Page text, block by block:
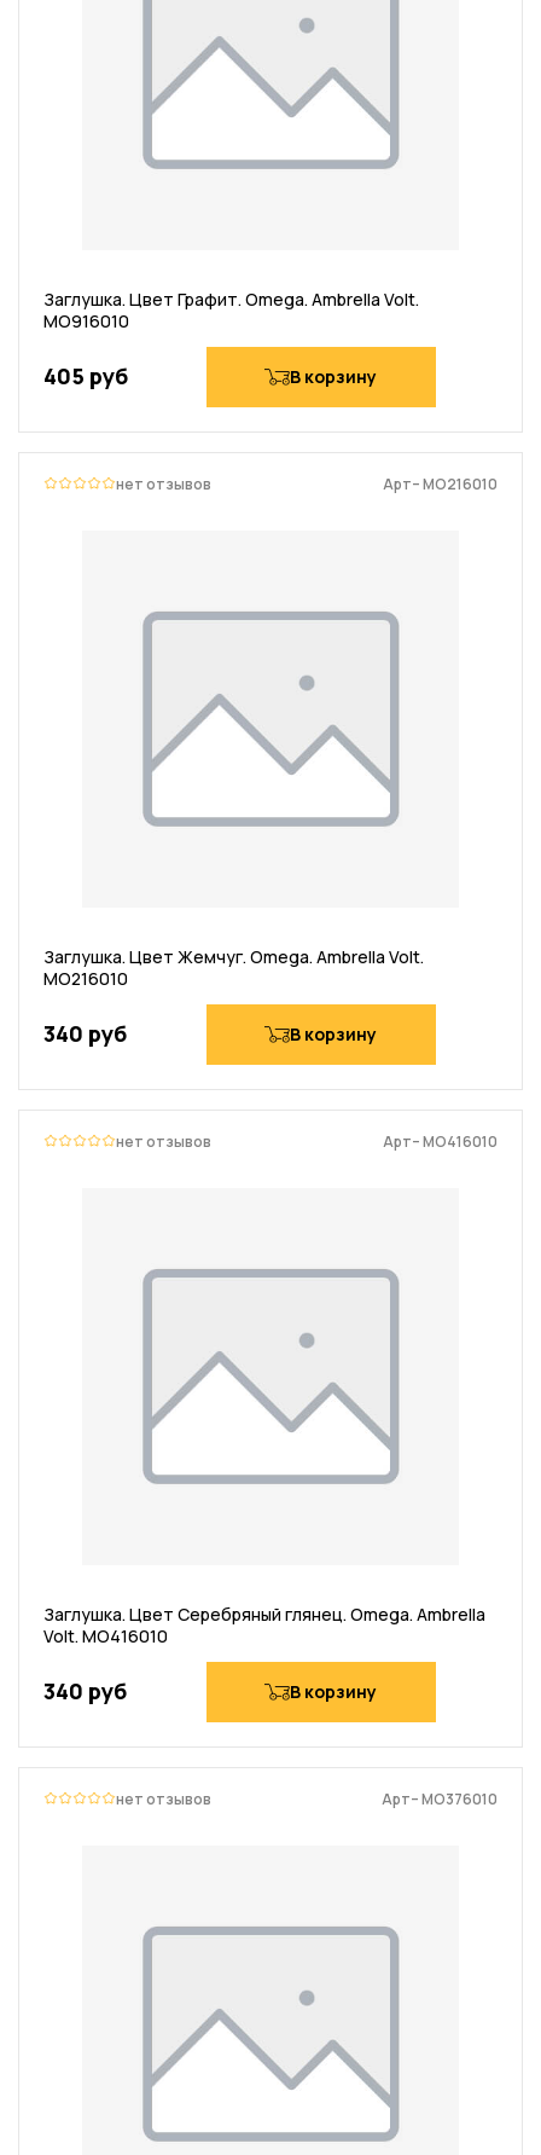
Заглушка. Цвет Графит. Omega. Ambrella Volt.
MO916010
405 руб В корзину
нет отзывов Арт– MO216010
Заглушка. Цвет Жемчуг. Omega. Ambrella Volt.
MO216010
340 руб В корзину
нет отзывов Арт– MO416010
Заглушка. Цвет Серебряный глянец. Omega. Ambrella
Volt. MO416010
340 руб В корзину
нет отзывов Арт– MO376010